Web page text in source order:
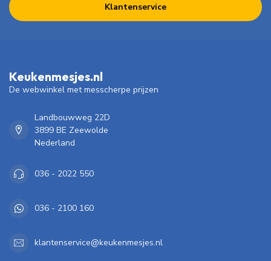
Klantenservice
Keukenmesjes.nl
De webwinkel met messcherpe prijzen
Landbouwweg 22D
3899 BE Zeewolde
Nederland
036 - 2022 550
036 - 2100 160
klantenservice@keukenmesjes.nl